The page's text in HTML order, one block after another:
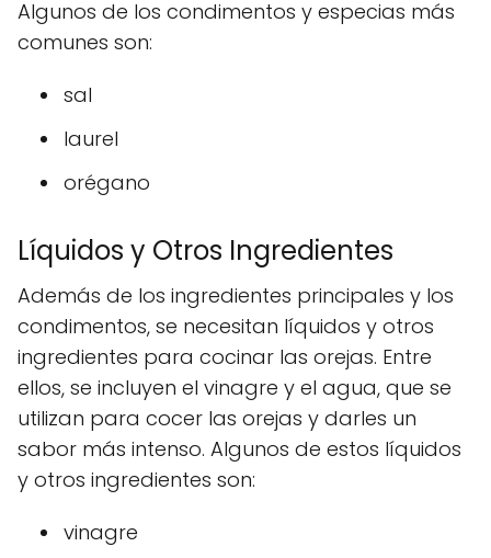
Algunos de los condimentos y especias más
comunes son:
sal
laurel
orégano
Líquidos y Otros Ingredientes
Además de los ingredientes principales y los
condimentos, se necesitan líquidos y otros
ingredientes para cocinar las orejas. Entre
ellos, se incluyen el vinagre y el agua, que se
utilizan para cocer las orejas y darles un
sabor más intenso. Algunos de estos líquidos
y otros ingredientes son:
vinagre